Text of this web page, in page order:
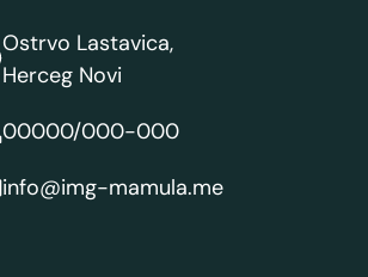
Ostrvo Lastavica,
Herceg Novi
00000/000-000
info@img-mamula.me